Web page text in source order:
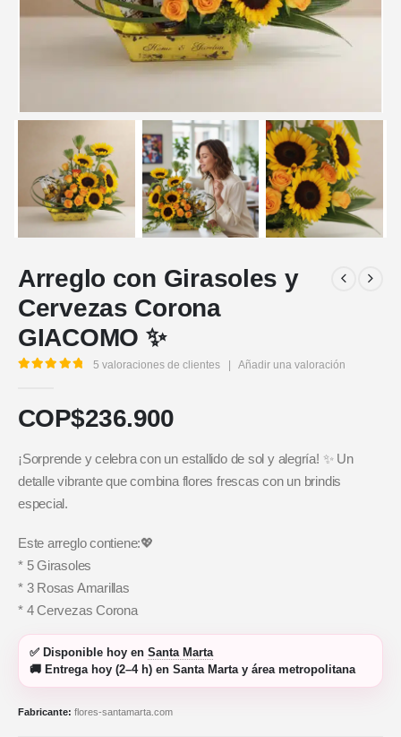
Arreglo con Girasoles y
Cervezas Corona
GIACOMO ✨
5 valoraciones de clientes Añadir una valoración
COP$236.900
¡Sorprende y celebra con un estallido de sol y alegría! ✨ Un
detalle vibrante que combina flores frescas con un brindis
especial.
Este arreglo contiene:💖
* 5 Girasoles
* 3 Rosas Amarillas
* 4 Cervezas Corona
✅ Disponible hoy en Santa Marta
🚚 Entrega hoy (2–4 h) en Santa Marta y área metropolitana
Fabricante: flores-santamarta.com